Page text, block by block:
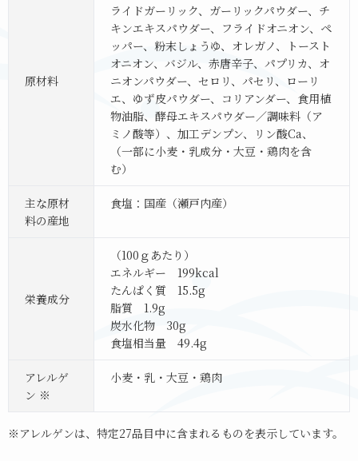
原材料
ライドガーリック、ガーリックパウダー、チ
キンエキスパウダー、フライドオニオン、ペ
ッパー、粉末しょうゆ、オレガノ、トースト
オニオン、バジル、赤唐辛子、パプリカ、オ
ニオンパウダー、セロリ、パセリ、ローリ
エ、ゆず皮パウダー、コリアンダー、食用植
物油脂、酵母エキスパウダー／調味料（ア
ミノ酸等）、加工デンプン、リン酸Ca、
（一部に小麦・乳成分・大豆・鶏肉を含
む）
主な原材
料の産地
食塩：国産（瀬戸内産）
栄養成分
（100ｇあたり）
エネルギー 199kcal
たんぱく質 15.5g
脂質 1.9g
炭水化物 30g
食塩相当量 49.4g
アレルゲ
ン ※
小麦・乳・大豆・鶏肉
※アレルゲンは、特定27品目中に含まれるものを表示しています。